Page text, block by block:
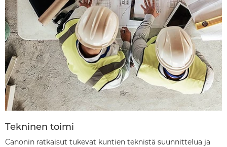
Tekninen toimi
Canonin ratkaisut tukevat kuntien teknistä suunnittelua ja